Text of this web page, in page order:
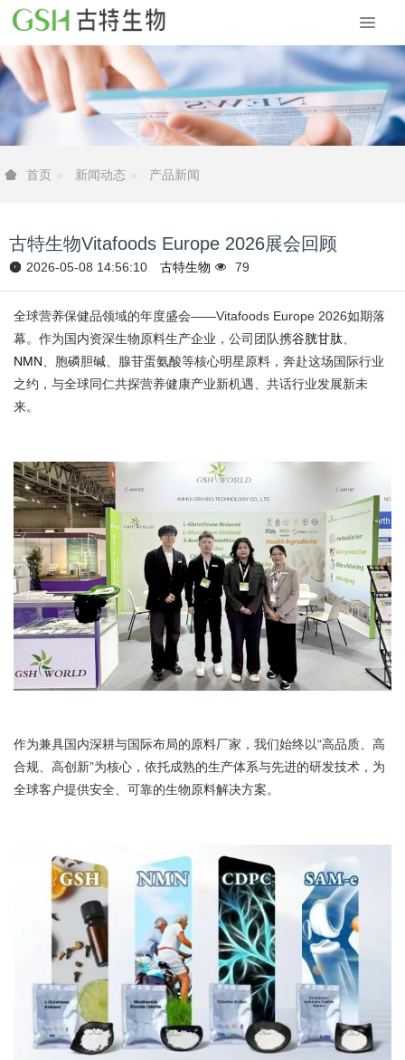
首页 新闻动态 产品新闻
古特生物Vitafoods Europe 2026展会回顾
2026-05-08 14:56:10 古特生物 79
全球营养保健品领域的年度盛会——Vitafoods Europe 2026如期落
幕。作为国内资深生物原料生产企业，公司团队携谷胱甘肽、
NMN、胞磷胆碱、腺苷蛋氨酸等核心明星原料，奔赴这场国际行业
之约，与全球同仁共探营养健康产业新机遇、共话行业发展新未
来。
作为兼具国内深耕与国际布局的原料厂家，我们始终以“高品质、高
合规、高创新”为核心，依托成熟的生产体系与先进的研发技术，为
全球客户提供安全、可靠的生物原料解决方案。